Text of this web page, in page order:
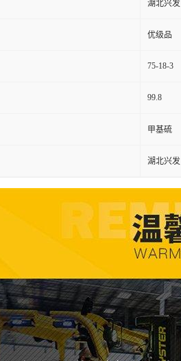
湖北兴发
优级品
75-18-3
99.8
甲基硫
湖北兴发